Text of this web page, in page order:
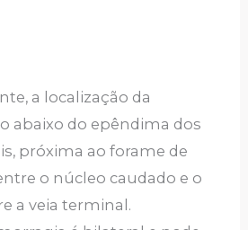
a localização da
abaixo do epêndima dos
próxima ao forame de
o núcleo caudado e o
a veia terminal.